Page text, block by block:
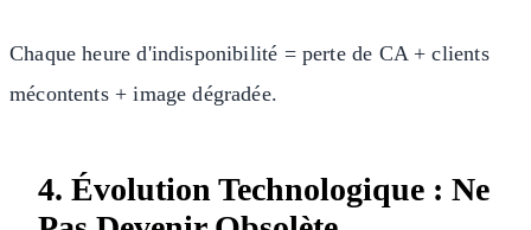
Chaque heure d'indisponibilité = perte de CA + clients
mécontents + image dégradée.
4. Évolution Technologique : Ne